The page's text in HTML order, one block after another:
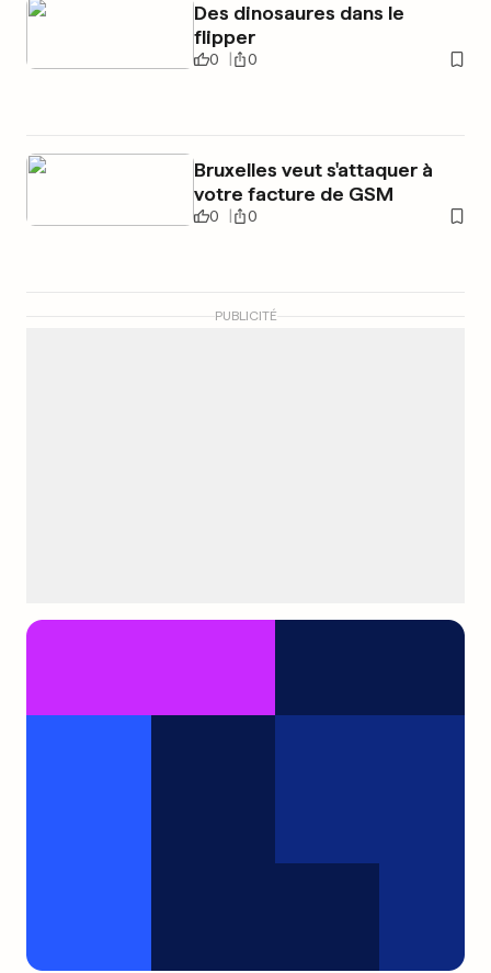
Des dinosaures dans le
flipper
0 0
Bruxelles veut s'attaquer à
votre facture de GSM
0 0
PUBLICITÉ